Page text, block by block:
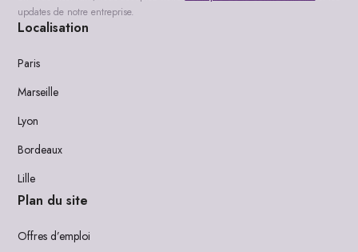
updates de notre entreprise.
Localisation
Paris
Marseille
Lyon
Bordeaux
Lille
Plan du site
Offres d’emploi